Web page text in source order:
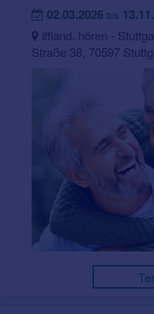
02.03.2026 bis
iffland. hören -
Straße 38, 70597